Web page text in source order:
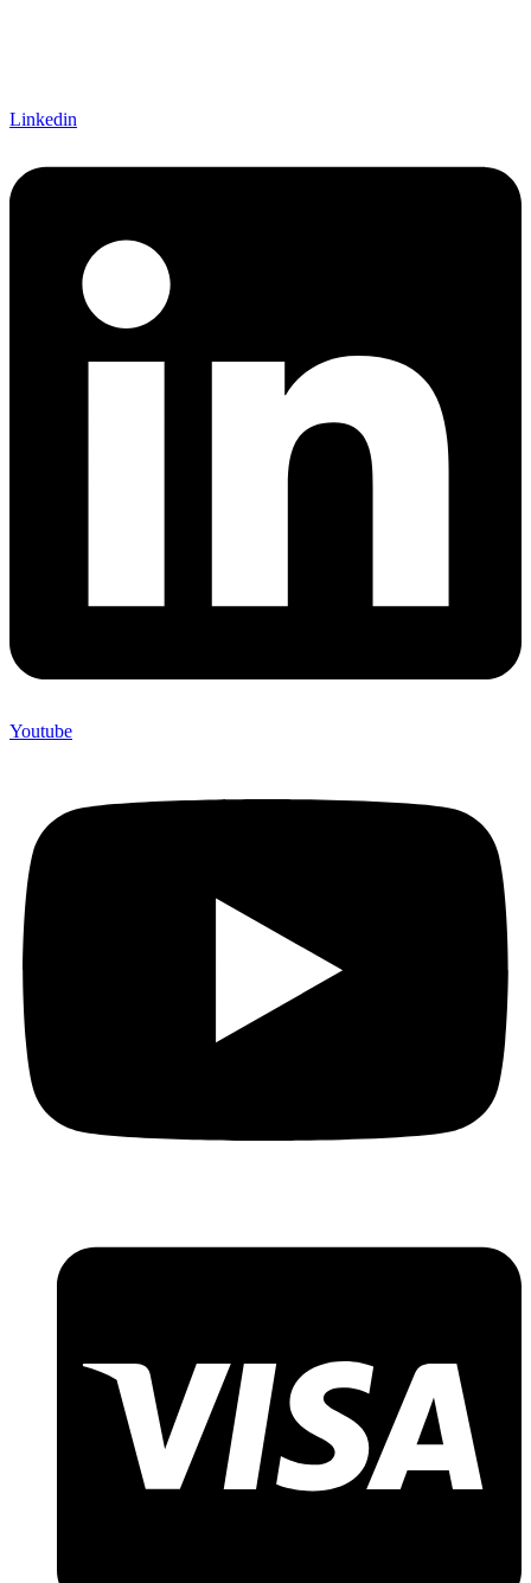
Linkedin
Youtube